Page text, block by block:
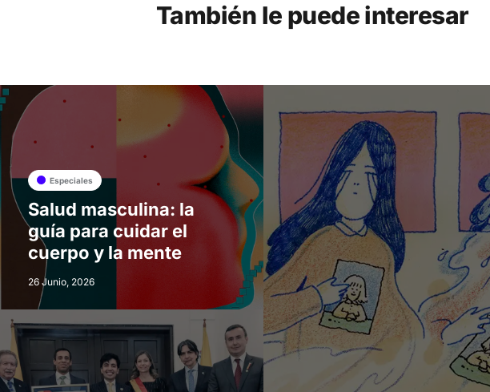
También le puede interesar
Especiales
Salud masculina: la
guía para cuidar el
cuerpo y la mente
26 Junio, 2026